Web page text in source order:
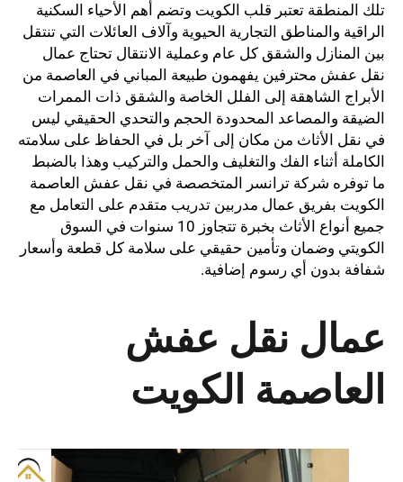
تلك المنطقة تعتبر قلب الكويت وتضم أهم الأحياء السكنية
الراقية والمناطق التجارية الحيوية وآلاف العائلات التي تنتقل
بين المنازل والشقق كل عام وعملية الانتقال تحتاج عمال
نقل عفش محترفين يفهمون طبيعة المباني في العاصمة من
الأبراج الشاهقة إلى الفلل الخاصة والشقق ذات الممرات
الضيقة والمصاعد المحدودة الحجم والتحدي الحقيقي ليس
في نقل الأثاث من مكان إلى آخر بل في الحفاظ على سلامته
الكاملة أثناء الفك والتغليف والحمل والتركيب وهذا بالضبط
ما توفره شركة ترانسر المتخصصة في نقل عفش العاصمة
الكويت بفريق عمال مدربين تدريب متقدم على التعامل مع
جميع أنواع الأثاث بخبرة تتجاوز 10 سنوات في السوق
الكويتي وضمان وتأمين حقيقي على سلامة كل قطعة وأسعار
شفافة بدون أي رسوم إضافية.
عمال نقل عفش
العاصمة الكويت